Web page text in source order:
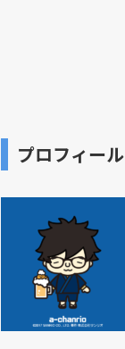
プロフィール